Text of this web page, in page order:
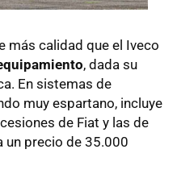
más calidad que el Iveco
, dada su
En sistemas de
muy espartano, incluye
de Fiat y las de
un precio de 35.000